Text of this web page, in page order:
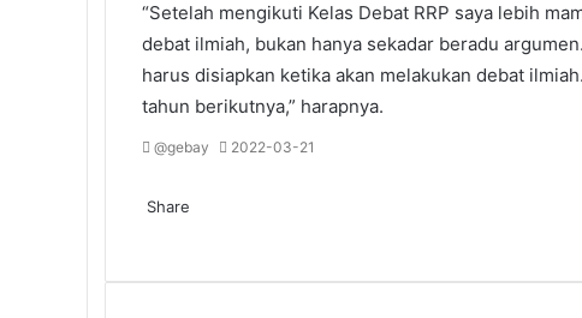
“Setelah mengikuti Kelas Debat RRP saya lebih
debat ilmiah, bukan hanya sekadar beradu
harus disiapkan ketika akan melakukan debat
tahun berikutnya,” harapnya.
@gebay 2022-03-21
Share